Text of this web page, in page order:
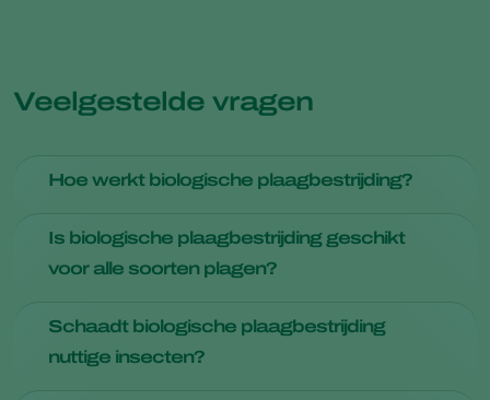
Veelgestelde vragen
Hoe werkt biologische plaagbestrijding?
van plaagdieren, zoals roofdieren,
sluipwespen
ziekteverwekkers, om plaagdierpopulaties onder controle te
Is biologische plaagbestrijding geschikt
voor alle soorten plagen?
toegepast voor effectieve plaagbestrijding. Maar niet voor
alle plagen is een effectieve oplossing commercieel
Schaadt biologische plaagbestrijding
nuttige insecten?